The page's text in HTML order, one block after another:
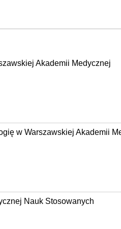
Akademii Medycznej
w Warszawskiej Akademii
Nauk Stosowanych